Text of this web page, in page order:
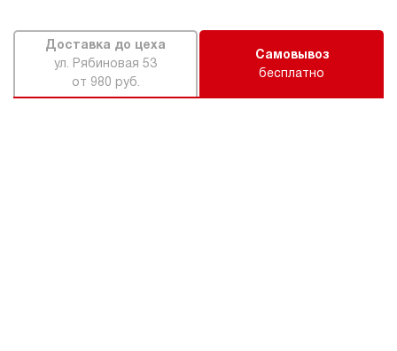
Доставка до цеха
ул. Рябиновая 53
от 980 руб.
Самовывоз
бесплатно